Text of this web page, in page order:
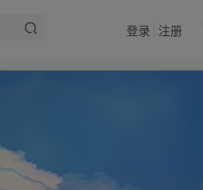
登录 注册